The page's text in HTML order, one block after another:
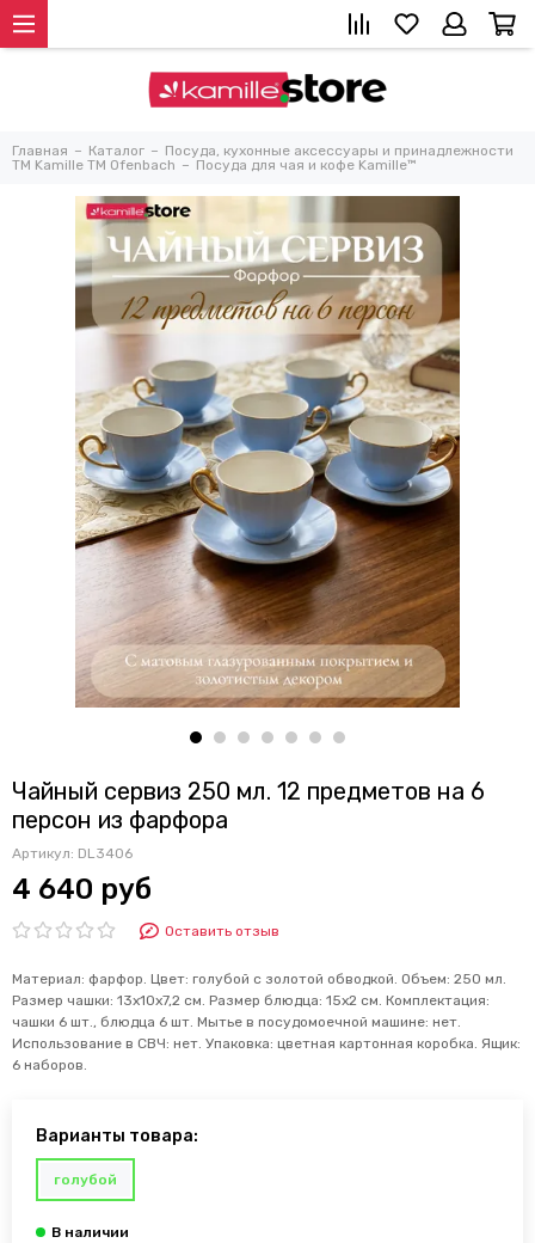
Главная Каталог
Посуда, кухонные аксессуары и принадлежности
TM Kamille TM Ofenbach
Посуда для чая и кофе Kamille™
Чайный сервиз 250 мл. 12 предметов на 6
персон из фарфора
Артикул: DL3406
4 640 руб
Оставить отзыв
Материал: фарфор. Цвет: голубой с золотой обводкой. Объем: 250 мл.
Размер чашки: 13х10х7,2 см. Размер блюдца: 15х2 см. Комплектация:
чашки 6 шт., блюдца 6 шт. Мытье в посудомоечной машине: нет.
Использование в СВЧ: нет. Упаковка: цветная картонная коробка. Ящик:
6 наборов.
Варианты товара:
голубой